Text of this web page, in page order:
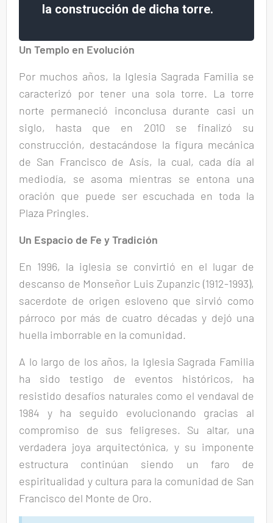
la construcción de dicha torre.
Un Templo en Evolución
Por muchos años, la Iglesia Sagrada Familia se
caracterizó por tener una sola torre. La torre
norte permaneció inconclusa durante casi un
siglo, hasta que en 2010 se finalizó su
construcción, destacándose la figura mecánica
de San Francisco de Asís, la cual, cada día al
mediodía, se asoma mientras se entona una
oración que puede ser escuchada en toda la
Plaza Pringles.
Un Espacio de Fe y Tradición
En 1996, la iglesia se convirtió en el lugar de
descanso de Monseñor Luis Zupanzic (1912-1993),
sacerdote de origen esloveno que sirvió como
párroco por más de cuatro décadas y dejó una
huella imborrable en la comunidad.
A lo largo de los años, la Iglesia Sagrada Familia
ha sido testigo de eventos históricos, ha
resistido desafíos naturales como el vendaval de
1984 y ha seguido evolucionando gracias al
compromiso de sus feligreses. Su altar, una
verdadera joya arquitectónica, y su imponente
estructura continúan siendo un faro de
espiritualidad y cultura para la comunidad de San
Francisco del Monte de Oro.